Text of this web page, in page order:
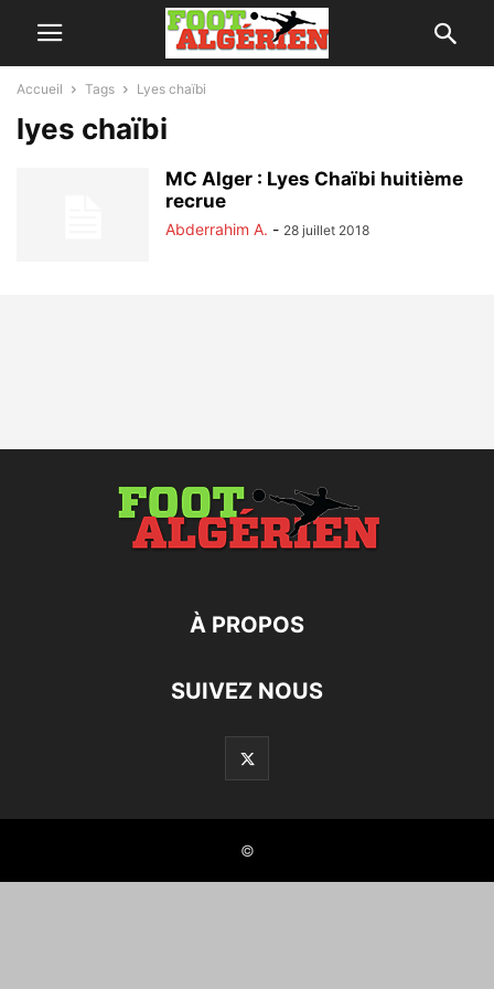
Accueil Tags Lyes chaïbi
lyes chaïbi
MC Alger : Lyes Chaïbi huitième
recrue
Abderrahim A. - 28 juillet 2018
À PROPOS
SUIVEZ NOUS
©